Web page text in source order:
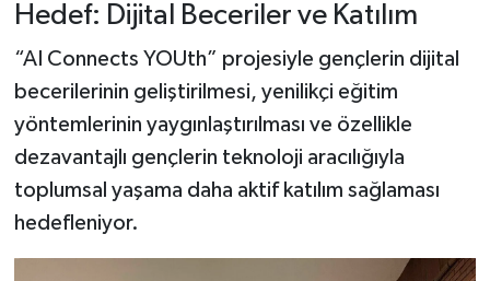
Hedef: Dijital Beceriler ve Katılım
“AI Connects YOUth” projesiyle gençlerin dijital
becerilerinin geliştirilmesi, yenilikçi eğitim
yöntemlerinin yaygınlaştırılması ve özellikle
dezavantajlı gençlerin teknoloji aracılığıyla
toplumsal yaşama daha aktif katılım sağlaması
hedefleniyor.